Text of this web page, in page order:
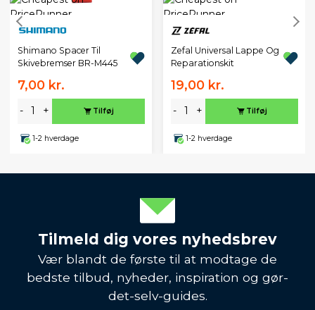
Shimano Spacer Til
Skivebremser BR-M445
7,00 kr.
- + Tilføj
1-2 hverdage
Zefal Universal Lappe Og
Reparationskit
19,00 kr.
- + Tilføj
1-2 hverdage
Tilmeld dig vores nyhedsbrev
Vær blandt de første til at modtage de
bedste tilbud, nyheder, inspiration og gør-
det-selv-guides.